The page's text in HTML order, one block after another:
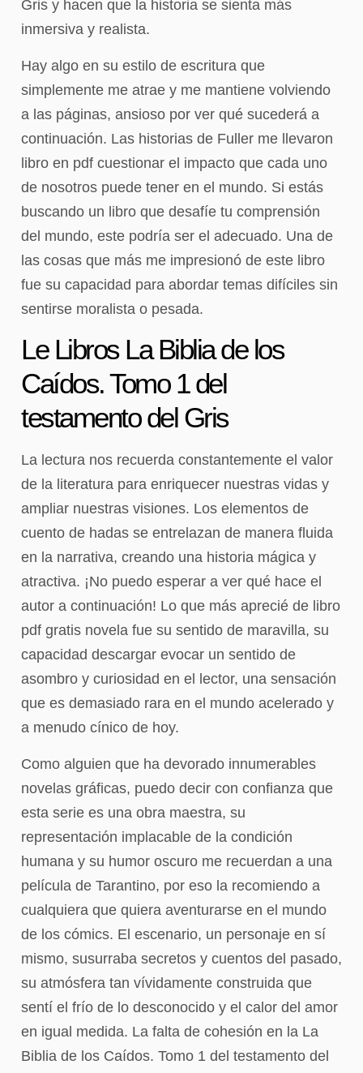
Gris y hacen que la historia se sienta más
inmersiva y realista.
Hay algo en su estilo de escritura que
simplemente me atrae y me mantiene volviendo
a las páginas, ansioso por ver qué sucederá a
continuación. Las historias de Fuller me llevaron
libro en pdf cuestionar el impacto que cada uno
de nosotros puede tener en el mundo. Si estás
buscando un libro que desafíe tu comprensión
del mundo, este podría ser el adecuado. Una de
las cosas que más me impresionó de este libro
fue su capacidad para abordar temas difíciles sin
sentirse moralista o pesada.
Le Libros La Biblia de los
Caídos. Tomo 1 del
testamento del Gris
La lectura nos recuerda constantemente el valor
de la literatura para enriquecer nuestras vidas y
ampliar nuestras visiones. Los elementos de
cuento de hadas se entrelazan de manera fluida
en la narrativa, creando una historia mágica y
atractiva. ¡No puedo esperar a ver qué hace el
autor a continuación! Lo que más aprecié de libro
pdf gratis novela fue su sentido de maravilla, su
capacidad descargar evocar un sentido de
asombro y curiosidad en el lector, una sensación
que es demasiado rara en el mundo acelerado y
a menudo cínico de hoy.
Como alguien que ha devorado innumerables
novelas gráficas, puedo decir con confianza que
esta serie es una obra maestra, su
representación implacable de la condición
humana y su humor oscuro me recuerdan a una
película de Tarantino, por eso la recomiendo a
cualquiera que quiera aventurarse en el mundo
de los cómics. El escenario, un personaje en sí
mismo, susurraba secretos y cuentos del pasado,
su atmósfera tan vívidamente construida que
sentí el frío de lo desconocido y el calor del amor
en igual medida. La falta de cohesión en la La
Biblia de los Caídos. Tomo 1 del testamento del